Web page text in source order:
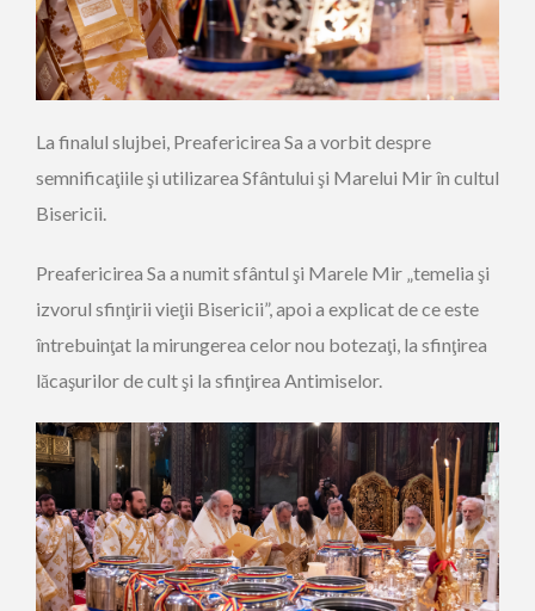
La finalul slujbei, Preafericirea Sa a vorbit despre
semnificaţiile şi utilizarea Sfântului şi Marelui Mir în cultul
Bisericii.
Preafericirea Sa a numit sfântul şi Marele Mir „temelia şi
izvorul sfinţirii vieţii Bisericii”, apoi a explicat de ce este
întrebuinţat la mirungerea celor nou botezaţi, la sfinţirea
lăcaşurilor de cult şi la sfinţirea Antimiselor.